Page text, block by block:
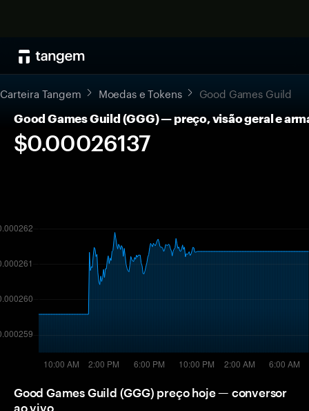
Carteira Tangem Moedas e Tokens Good Games Guild
Good Games Guild (GGG) — preço, visão geral e
$0.00026137
Good Games Guild (GGG) preço hoje — conversor
ao vivo